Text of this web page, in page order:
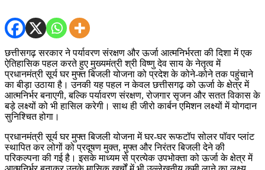
छत्तीसगढ़ सरकार ने पर्यावरण संरक्षण और ऊर्जा आत्मनिर्भरता की दिशा में एक
ऐतिहासिक पहल करते हुए मुख्यमंत्री श्री विष्णु देव साय के नेतृत्व में
प्रधानमंत्री सूर्य घर मुफ्त बिजली योजना को प्रदेश के कोने-कोने तक पहुंचाने
का बीड़ा उठाया है। उनकी यह पहल न केवल छत्तीसगढ़ को ऊर्जा के क्षेत्र में
आत्मनिर्भर बनाएगी, बल्कि पर्यावरण संरक्षण, रोजगार सृजन और सतत विकास के
बड़े लक्ष्यों को भी हासिल करेगी। साथ ही जीरो कार्बन एमिशन लक्ष्यों में योगदान
सुनिश्चित होगा।
प्रधानमंत्री सूर्य घर मुफ्त बिजली योजना में घर-घर रूफटॉप सोलर पॉवर प्लांट
स्थापित कर लोगों को प्रदूषण मुक्त, मुफ्त और निरंतर बिजली देने की
परिकल्पना की गई है। इसके माध्यम से प्रत्येक उपभोक्ता को ऊर्जा के क्षेत्र में